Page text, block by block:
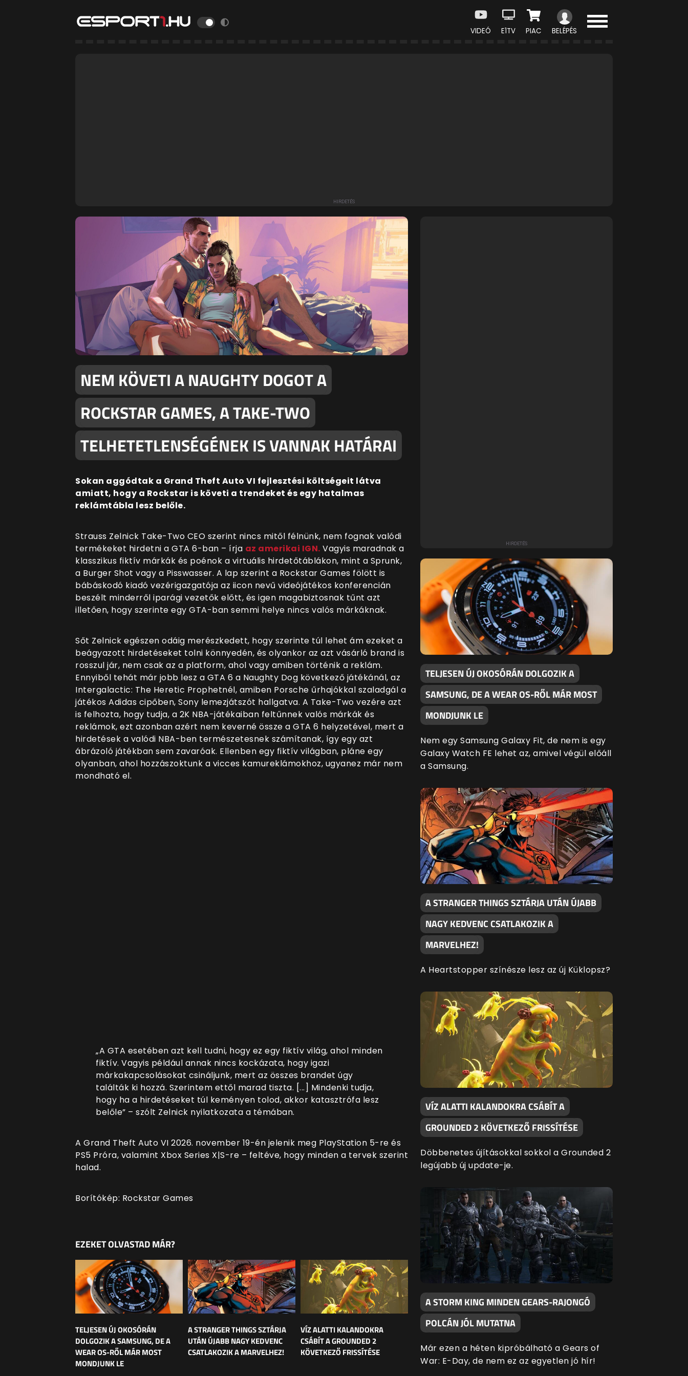
VIDEÓ E1TV PIAC BELÉPÉS
NEM KÖVETI A NAUGHTY DOGOT A
ROCKSTAR GAMES, A TAKE-TWO
TELHETETLENSÉGÉNEK IS VANNAK HATÁRAI
Sokan aggódtak a Grand Theft Auto VI fejlesztési költségeit látva
amiatt, hogy a Rockstar is követi a trendeket és egy hatalmas
reklámtábla lesz belőle.
Strauss Zelnick Take-Two CEO szerint nincs mitől félnünk, nem fognak valódi
termékeket hirdetni a GTA 6-ban – írja az amerikai IGN. Vagyis maradnak a
klasszikus fiktív márkák és poénok a virtuális hirdetőtáblákon, mint a Sprunk,
a Burger Shot vagy a Pisswasser. A lap szerint a Rockstar Games fölött is
bábáskodó kiadó vezérigazgatója az iicon nevű videójátékos konferencián
beszélt minderről iparági vezetők előtt, és igen magabiztosnak tűnt azt
illetően, hogy szerinte egy GTA-ban semmi helye nincs valós márkáknak.
Sőt Zelnick egészen odáig merészkedett, hogy szerinte túl lehet ám ezeket a
beágyazott hirdetéseket tolni könnyedén, és olyankor az azt vásárló brand is
rosszul jár, nem csak az a platform, ahol vagy amiben történik a reklám.
Ennyiből tehát már jobb lesz a GTA 6 a Naughty Dog következő játékánál, az
Intergalactic: The Heretic Prophetnél, amiben Porsche űrhajókkal szaladgál a
játékos Adidas cipőben, Sony lemezjátszót hallgatva. A Take-Two vezére azt
is felhozta, hogy tudja, a 2K NBA-játékaiban feltűnnek valós márkák és
reklámok, ezt azonban azért nem keverné össze a GTA 6 helyzetével, mert a
hirdetések a valódi NBA-ben természetesnek számítanak, így egy azt
ábrázoló játékban sem zavaróak. Ellenben egy fiktív világban, pláne egy
olyanban, ahol hozzászoktunk a vicces kamureklámokhoz, ugyanez már nem
mondható el.
„A GTA esetében azt kell tudni, hogy ez egy fiktív világ, ahol minden
fiktív. Vagyis például annak nincs kockázata, hogy igazi
márkakapcsolásokat csináljunk, mert az összes brandet úgy
találták ki hozzá. Szerintem ettől marad tiszta. [...] Mindenki tudja,
hogy ha a hirdetéseket túl keményen tolod, akkor katasztrófa lesz
belőle” – szólt Zelnick nyilatkozata a témában.
A Grand Theft Auto VI 2026. november 19-én jelenik meg PlayStation 5-re és
PS5 Próra, valamint Xbox Series X|S-re – feltéve, hogy minden a tervek szerint
halad.
Borítókép: Rockstar Games
EZEKET OLVASTAD MÁR?
TELJESEN ÚJ OKOSÓRÁN
DOLGOZIK A SAMSUNG, DE A
WEAR OS-RŐL MÁR MOST
MONDJUNK LE
A STRANGER THINGS SZTÁRJA
UTÁN ÚJABB NAGY KEDVENC
CSATLAKOZIK A MARVELHEZ!
VÍZ ALATTI KALANDOKRA
CSÁBÍT A GROUNDED 2
KÖVETKEZŐ FRISSÍTÉSE
TELJESEN ÚJ OKOSÓRÁN DOLGOZIK A
SAMSUNG, DE A WEAR OS-RŐL MÁR MOST
MONDJUNK LE
Nem egy Samsung Galaxy Fit, de nem is egy
Galaxy Watch FE lehet az, amivel végül előáll
a Samsung.
A STRANGER THINGS SZTÁRJA UTÁN ÚJABB
NAGY KEDVENC CSATLAKOZIK A
MARVELHEZ!
A Heartstopper színésze lesz az új Küklopsz?
VÍZ ALATTI KALANDOKRA CSÁBÍT A
GROUNDED 2 KÖVETKEZŐ FRISSÍTÉSE
Döbbenetes újításokkal sokkol a Grounded 2
legújabb új update-je.
A STORM KING MINDEN GEARS-RAJONGÓ
POLCÁN JÓL MUTATNA
Már ezen a héten kipróbálható a Gears of
War: E-Day, de nem ez az egyetlen jó hír!